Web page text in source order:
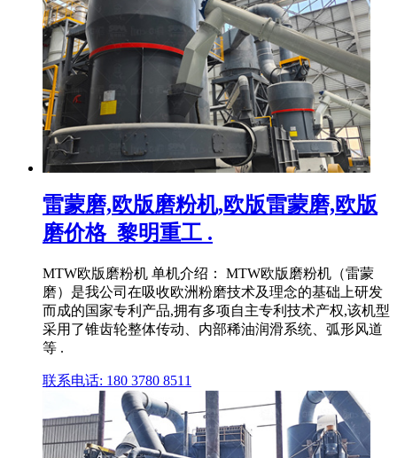
雷蒙磨,欧版磨粉机,欧版雷蒙磨,欧版
磨价格_黎明重工 .
MTW欧版磨粉机 单机介绍： MTW欧版磨粉机（雷蒙
磨）是我公司在吸收欧洲粉磨技术及理念的基础上研发
而成的国家专利产品,拥有多项自主专利技术产权,该机型
采用了锥齿轮整体传动、内部稀油润滑系统、弧形风道
等 .
联系电话: 180 3780 8511